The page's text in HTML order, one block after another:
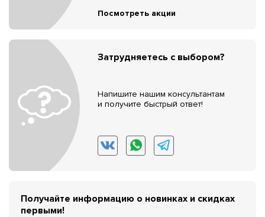
Посмотреть акции
Затрудняетесь с выбором?
Напишите нашим консультантам
и получите быстрый ответ!
Получайте информацию о новинках и скидках
первыми!